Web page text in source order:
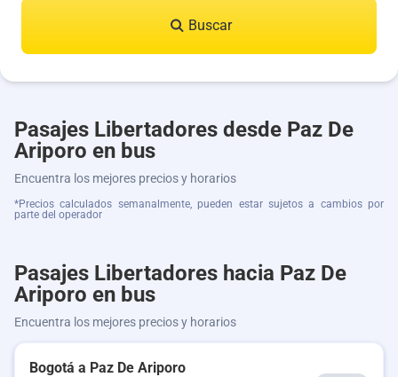
Buscar
Pasajes Libertadores desde Paz De
Ariporo en bus
Encuentra los mejores precios y horarios
*Precios calculados semanalmente, pueden estar sujetos a cambios por
parte del operador
Pasajes Libertadores hacia Paz De
Ariporo en bus
Encuentra los mejores precios y horarios
Bogotá a Paz De Ariporo